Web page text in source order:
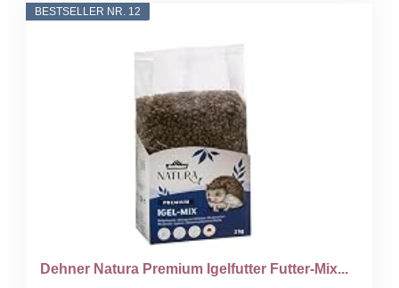
BESTSELLER NR. 12
Dehner Natura Premium Igelfutter Futter-Mix...